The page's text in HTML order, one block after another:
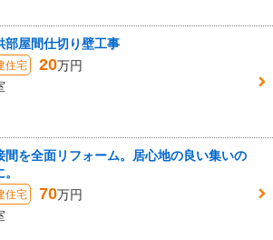
部屋間仕切り壁工事
住宅 20万円
間を全面リフォーム。居心地の良い集いの
住宅 70万円